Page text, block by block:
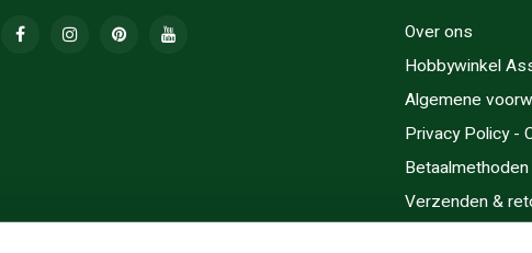
Over ons
Hobbywinkel
Algemene
Privacy Policy -
Betaalmethoden
Verzenden &